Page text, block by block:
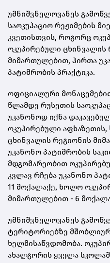
უმნიშვნელოვანეს
საოკუპაციო რეჟიმების
კვეთისთვის, როგორც
ოკუპირებული ცხინვალის
მიმართულებით, პირთა
პატიმრობის პრაქტიკა.
ოფიციალური
წლამდე რუსეთის
უკანონოდ იქნა
ოკუპირებული
ცხინვალის რეგიონის
უკანონო პატიმრობის
მდგომარეობით
კვლავ რჩება უკანონო
11 მოქალაქე, ხოლო
მიმართულებით - 6
უმნიშვნელოვანეს
ტერიტორიებზე
ხელმისაწვდომობა.
ახალგორის ყველა